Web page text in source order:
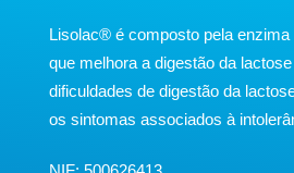
​Lisolac® é composto pela enzima
que melhora a digestão da
dificuldades de digestão da
os sintomas associados à